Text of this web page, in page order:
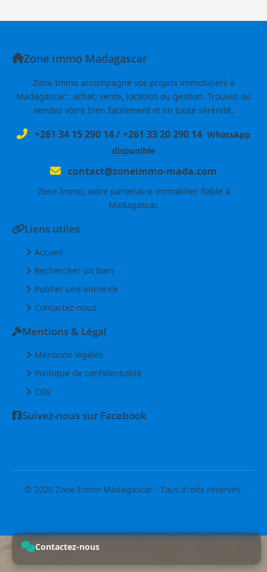
Zone Immo Madagascar
Zone Immo accompagne vos projets immobiliers à
Madagascar : achat, vente, location ou gestion. Trouvez ou
vendez votre bien facilement et en toute sérénité.
+261 34 15 290 14/+261 33 20 290 14 WhatsApp
disponible
contact@zoneimmo-mada.com
Zone Immo, votre partenaire immobilier fiable à
Madagascar.
Liens utiles
Accueil
Rechercher un bien
Publier une annonce
Contactez-nous
Mentions & Légal
Mentions légales
Politique de confidentialité
CGV
Suivez-nous sur Facebook
© 2026 Zone Immo Madagascar - Tous droits réservés.
Contactez-nous